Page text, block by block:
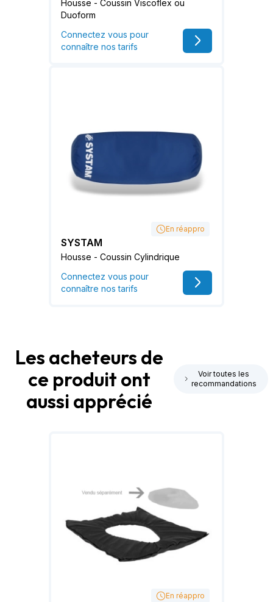
Housse - Coussin Viscoflex ou
Duoform
Connectez vous pour
connaître nos tarifs
En réappro
SYSTAM
Housse - Coussin Cylindrique
Connectez vous pour
connaître nos tarifs
Les acheteurs de
ce produit ont
aussi apprécié
Voir toutes les
recommandations
En réappro